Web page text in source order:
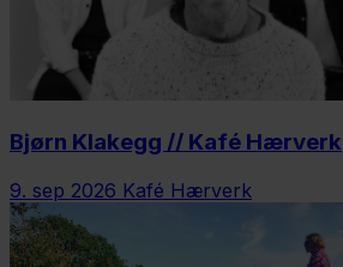
Bjørn Klakegg // Kafé Hærverk
9. sep 2026 Kafé Hærverk